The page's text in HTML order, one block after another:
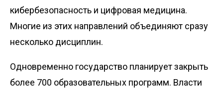
кибербезопасность и цифровая медицина.
Многие из этих направлений объединяют сразу
несколько дисциплин.
Одновременно государство планирует закрыть
более 700 образовательных программ. Власти